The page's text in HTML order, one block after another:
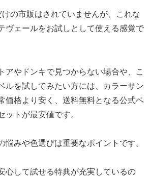
の市販はされていませんが、これな
ヴェールをお試しとして使える感覚で
アやドンキで見つからない場合や、こ
ルを試してみたい方には、カラーサン
価格より安く、送料無料となる公式ペ
ットが最安値です。
悩みや色選びは重要なポイントです。
心して試せる特典が充実しているの